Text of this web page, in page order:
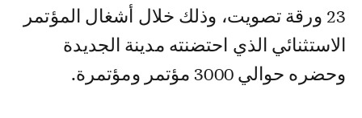
23 ورقة تصويت، وذلك خلال أشغال المؤتمر
الاستثنائي الذي احتضنته مدينة الجديدة
وحضره حوالي 3000 مؤتمر ومؤتمرة.